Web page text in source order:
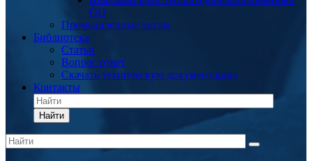
ОЦ
Промышленные котлы
Библиотека
Статьи
Вопрос ответ
Скачать техническую документацию
Контакты
Найти